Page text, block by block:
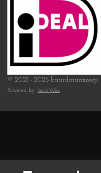
© 2021 - 2026 baardmanszeep
Powered by JouwWeb